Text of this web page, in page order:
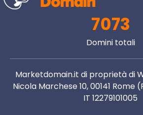
7073
Domini totali
Marketdomain.it di proprietà di
Nicola Marchese 10, 00141 Rome
IT 12279101005